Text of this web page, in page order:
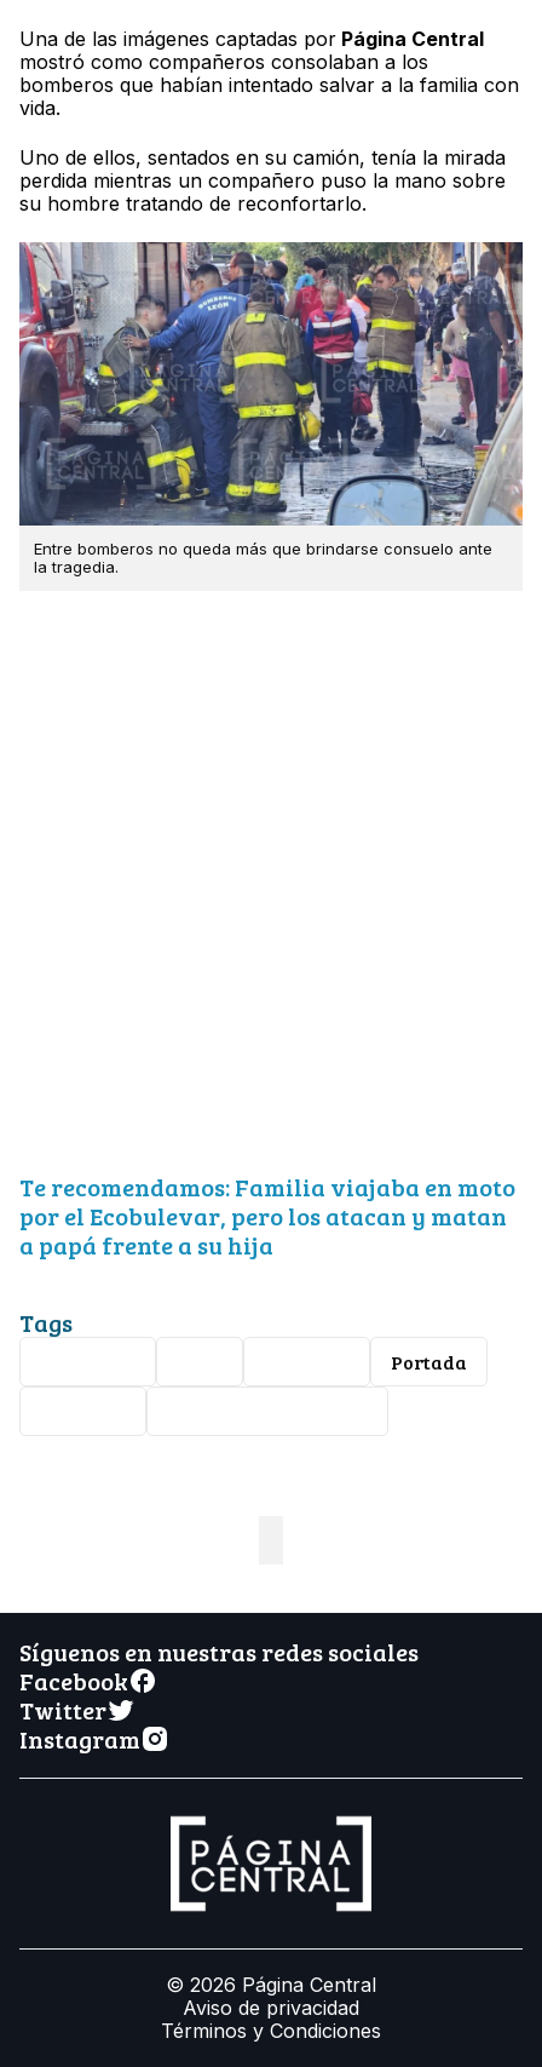
Una de las imágenes captadas por Página Central
mostró como compañeros consolaban a los
bomberos que habían intentado salvar a la familia con
vida.
Uno de ellos, sentados en su camión, tenía la mirada
perdida mientras un compañero puso la mano sobre
su hombre tratando de reconfortarlo.
Entre bomberos no queda más que brindarse consuelo ante
la tragedia.
Te recomendamos: Familia viajaba en moto
por el Ecobulevar, pero los atacan y matan
a papá frente a su hija
Tags
Portada
Síguenos en nuestras redes sociales
Facebook
Twitter
Instagram
© 2026 Página Central
Aviso de privacidad
Términos y Condiciones